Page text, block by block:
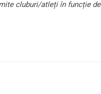
cluburi/atleți în funcție